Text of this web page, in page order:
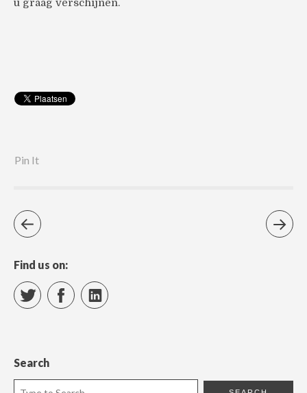
u graag verschijnen.
Pin It
Find us on:
TwitterFacebookLinkedIn
Search